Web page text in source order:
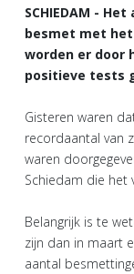
SCHIEDAM -
besmet met
worden er door
positieve tests
Gisteren waren
recordaantal van
waren
Schiedam die het
Belangrijk is te
zijn dan in maart
aantal